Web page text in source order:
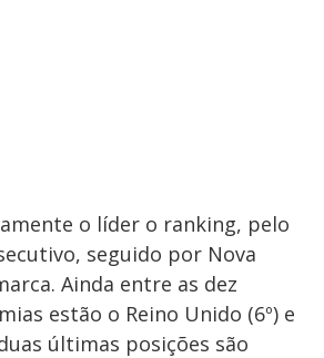
o líder o ranking, pelo
seguido por Nova
Ainda entre as dez
estão o Reino Unido (6º) e
últimas posições são